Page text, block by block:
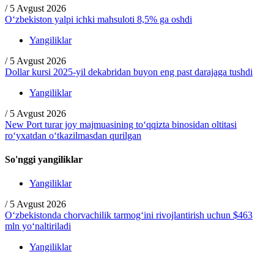
/ 5 Avgust 2026
O‘zbekiston yalpi ichki mahsuloti 8,5% ga oshdi
Yangiliklar
/ 5 Avgust 2026
Dollar kursi 2025-yil dekabridan buyon eng past darajaga tushdi
Yangiliklar
/ 5 Avgust 2026
New Port turar joy majmuasining to‘qqizta binosidan oltitasi
ro‘yxatdan o‘tkazilmasdan qurilgan
So'nggi yangiliklar
Yangiliklar
/ 5 Avgust 2026
O‘zbekistonda chorvachilik tarmog‘ini rivojlantirish uchun $463
mln yo‘naltiriladi
Yangiliklar